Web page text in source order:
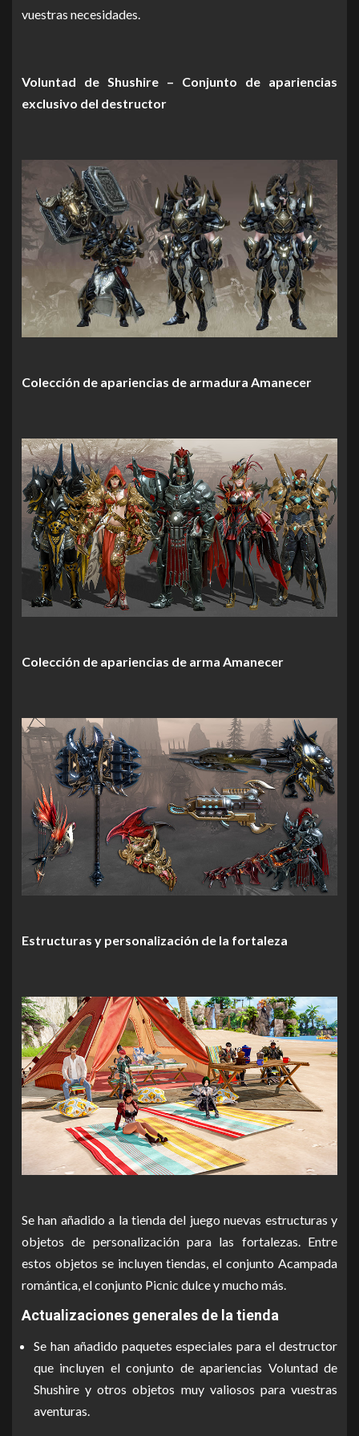
vuestras necesidades.
Voluntad de Shushire – Conjunto de apariencias
exclusivo del destructor
Colección de apariencias de armadura Amanecer
Colección de apariencias de arma Amanecer
Estructuras y personalización de la fortaleza
Se han añadido a la tienda del juego nuevas estructuras y
objetos de personalización para las fortalezas. Entre
estos objetos se incluyen tiendas, el conjunto Acampada
romántica, el conjunto Picnic dulce y mucho más.
Actualizaciones generales de la tienda
Se han añadido paquetes especiales para el destructor
que incluyen el conjunto de apariencias Voluntad de
Shushire y otros objetos muy valiosos para vuestras
aventuras.